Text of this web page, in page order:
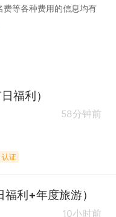
标，联系时请说是
等各种费用的信息均有
福利）
58分钟前
认证
利+年度旅游）
10小时前